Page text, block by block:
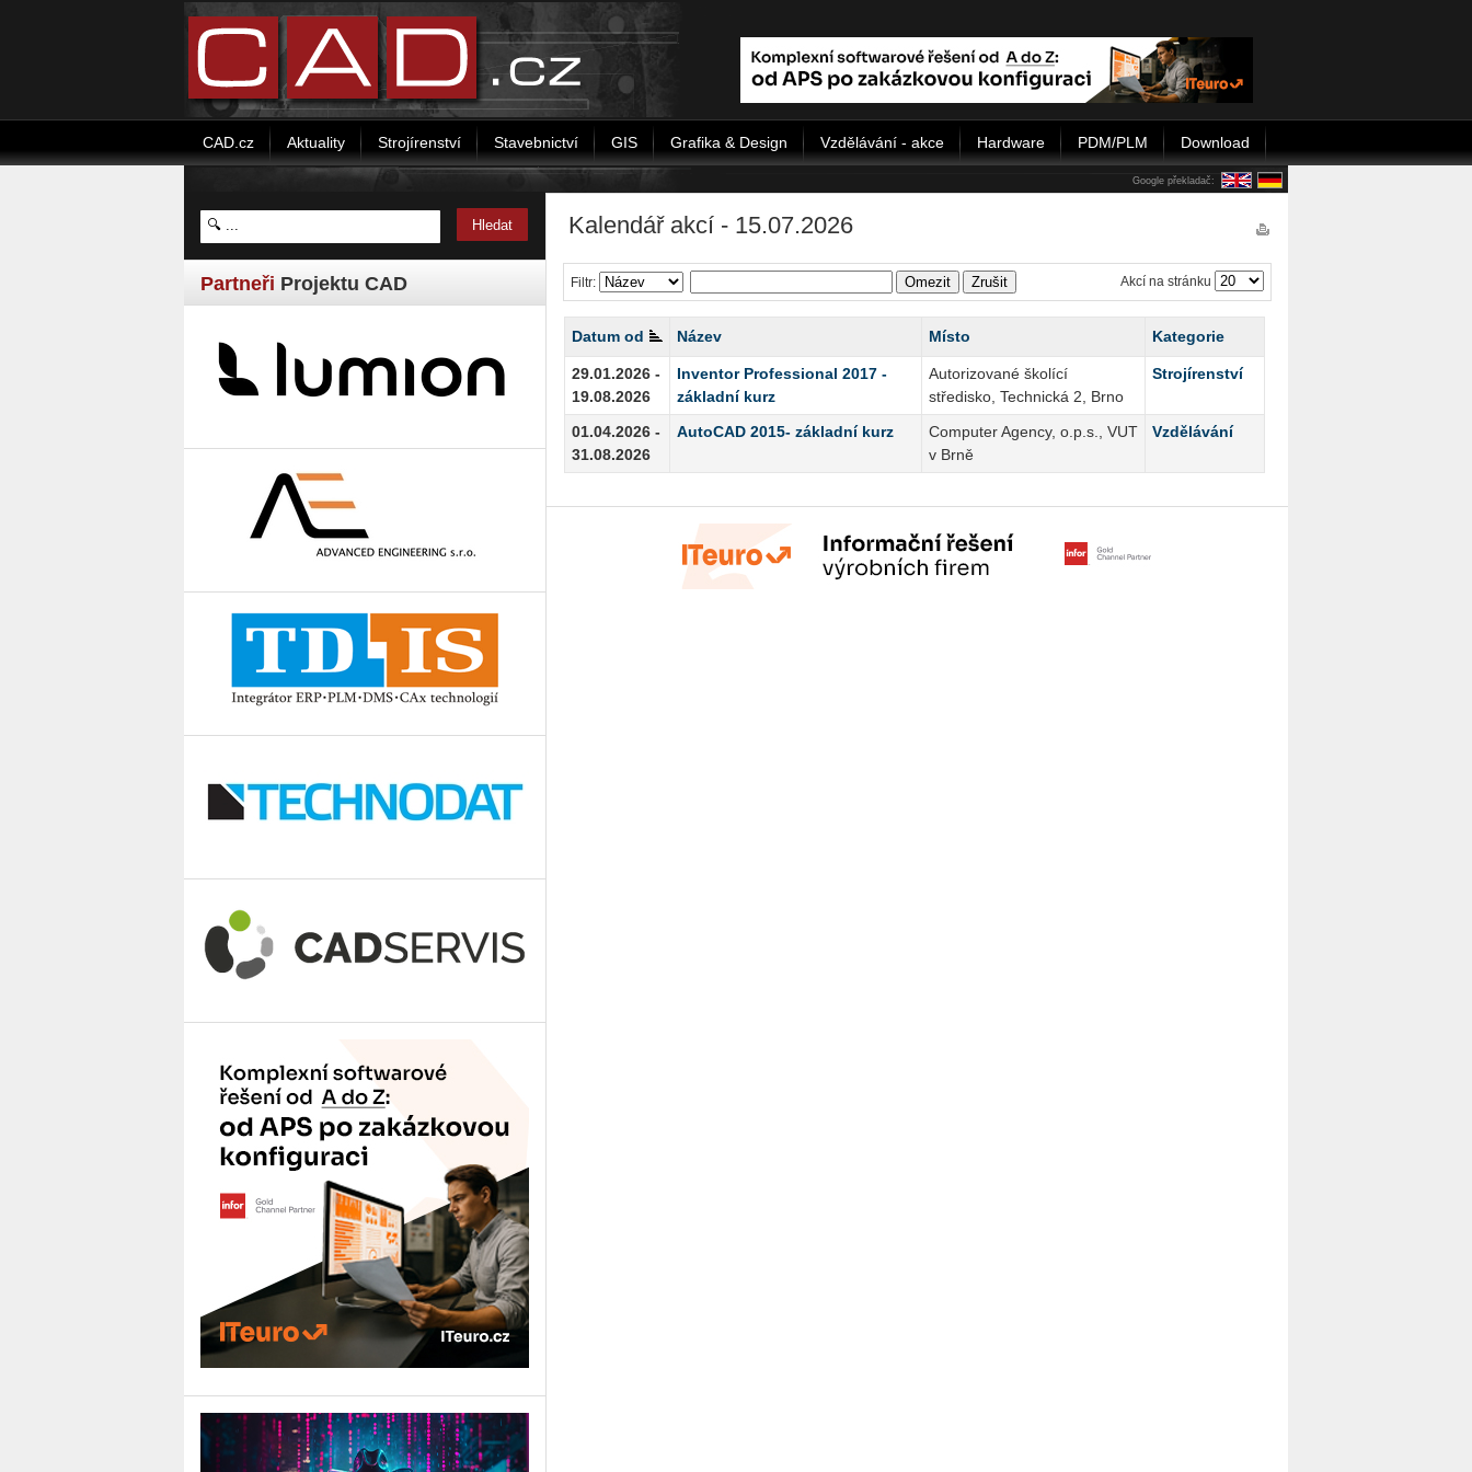
CAD.cz Aktuality Strojírenství Stavebnictví GIS Grafika & Design Vzdělávání - akce Hardware PDM/PLM Download
Google překladač:
Partneři Projektu CAD
Kalendář akcí - 15.07.2026
Filtr: Omezit Zrušit Akcí na stránku
Datum od Název Místo Kategorie
29.01.2026 -
19.08.2026
Inventor Professional 2017 -
základní kurz
Autorizované školící
středisko, Technická 2, Brno
Strojírenství
01.04.2026 -
31.08.2026
AutoCAD 2015- základní kurz
Computer Agency, o.p.s., VUT
v Brně
Vzdělávání